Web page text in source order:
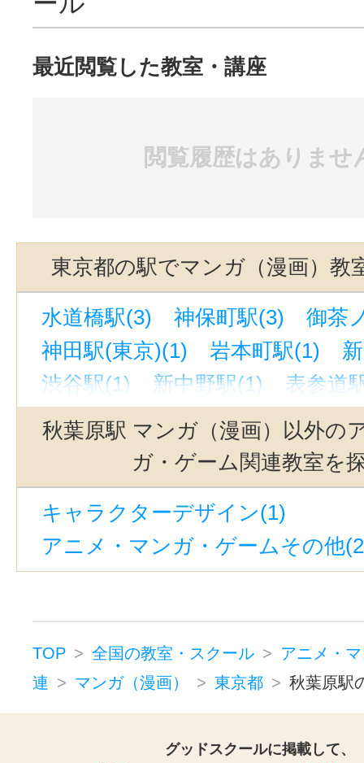
最近閲覧した教室・講座
閲覧履歴はありませ
東京都の駅でマンガ（漫画）教
水道橋駅(3) 神保町駅(3)
御茶
神田駅(東京)(1)
岩本町駅(1)
渋谷駅(1)
新中野駅(1)
表参道
秋葉原駅 マンガ（漫画）以外の
ガ・ゲーム関連教室を
キャラクターデザイン(1)
アニメ・マンガ・ゲームその他
TOP 全国の教室・スクール
アニメ・
連
マンガ（漫画） 東京都 秋葉原駅
グッドスクールに掲載して、